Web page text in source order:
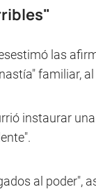
las
familiar,
instaurar
al poder",